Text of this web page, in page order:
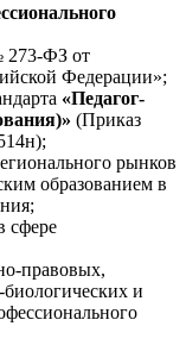
273-ФЗ от
Федерации»;
«Педагог-
(Приказ
рынков
образованием в
сфере
правовых,
и